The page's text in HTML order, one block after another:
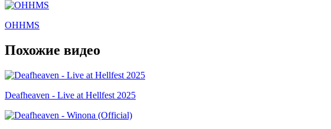
OHHMS
Похожие видео
Deafheaven - Live at Hellfest 2025